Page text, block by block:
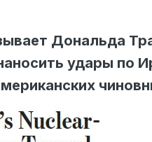
Дональда
удары по